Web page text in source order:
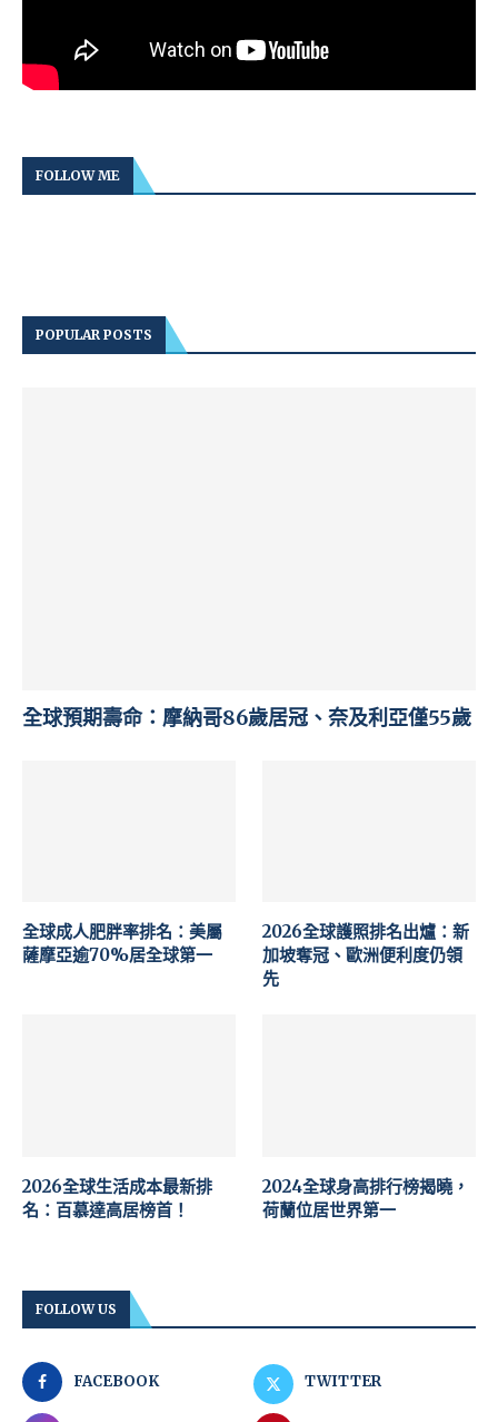
FOLLOW ME
POPULAR POSTS
全球預期壽命：摩納哥86歲居冠、奈及利亞僅55歲
全球成人肥胖率排名：美屬
薩摩亞逾70%居全球第一
2026全球護照排名出爐：新
加坡奪冠、歐洲便利度仍領
先
2026全球生活成本最新排
名：百慕達高居榜首！
2024全球身高排行榜揭曉，
荷蘭位居世界第一
FOLLOW US
FACEBOOK TWITTER